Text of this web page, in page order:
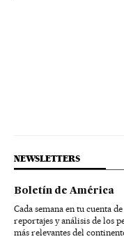
NEWSLETTERS
Boletín de América
Cada semana en tu cuenta
reportajes y análisis de los
más relevantes del